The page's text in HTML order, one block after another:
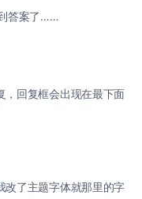
答案了……
，回复框会出现在最下面
改了主题字体就那里的字